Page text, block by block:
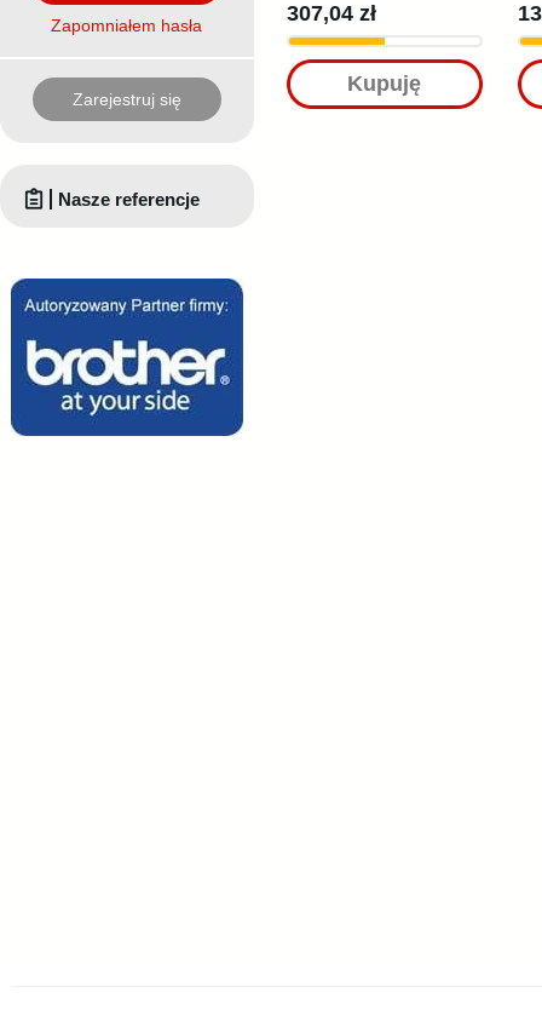
307,04 zł
Kupuję
Zapomniałem hasła
Zarejestruj się
Nasze referencje